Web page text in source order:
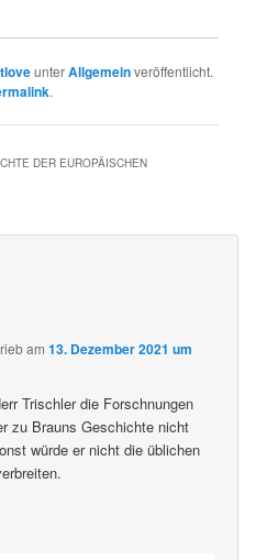
unterAllgemeinveröffentlicht.
.
DER EUROPÄISCHEN
am13. Dezember 2021 um
Trischler die Forschnungen
zu Brauns Geschichte nicht
würde er nicht die üblichen